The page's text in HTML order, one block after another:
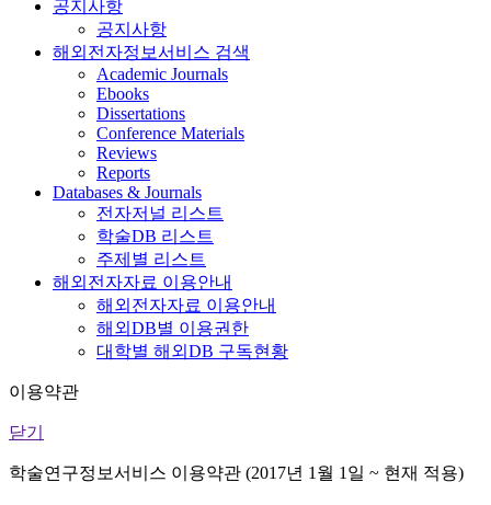
공지사항
공지사항
해외전자정보서비스 검색
Academic Journals
Ebooks
Dissertations
Conference Materials
Reviews
Reports
Databases & Journals
전자저널 리스트
학술DB 리스트
주제별 리스트
해외전자자료 이용안내
해외전자자료 이용안내
해외DB별 이용권한
대학별 해외DB 구독현황
이용약관
닫기
학술연구정보서비스 이용약관 (2017년 1월 1일 ~ 현재 적용)